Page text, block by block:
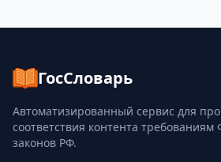
ГосСловарь
Автоматизированный сервис для
соответствия контента
законов РФ.